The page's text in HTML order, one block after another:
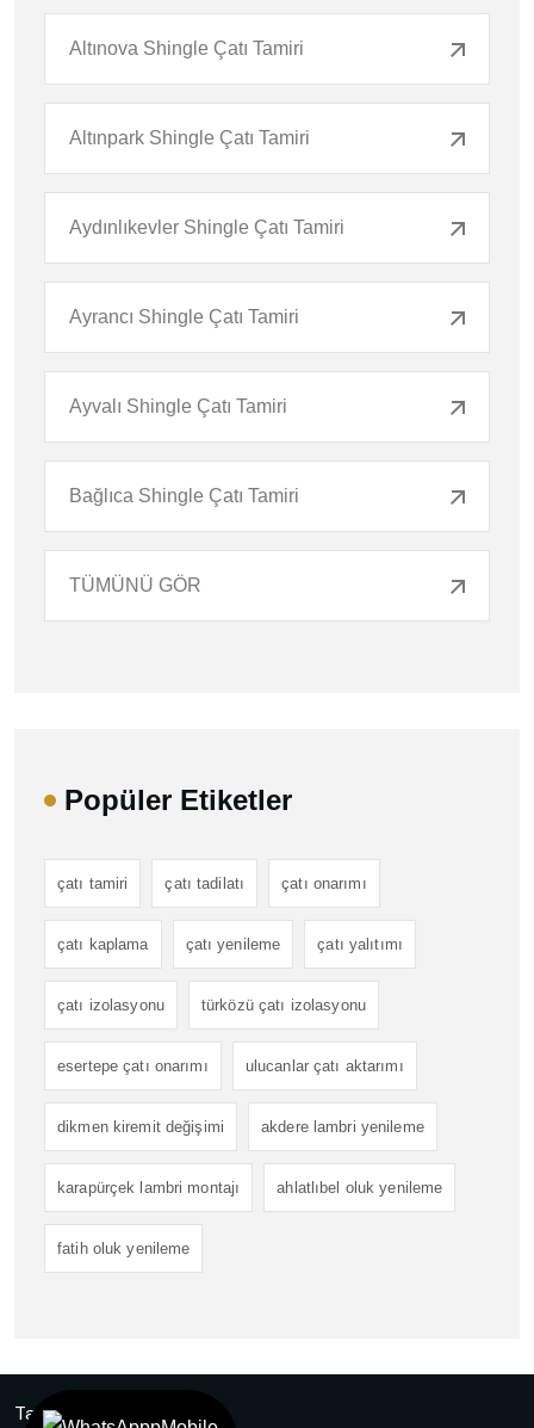
Altınova Shingle Çatı Tamiri
Altınpark Shingle Çatı Tamiri
Aydınlıkevler Shingle Çatı Tamiri
Ayrancı Shingle Çatı Tamiri
Ayvalı Shingle Çatı Tamiri
Bağlıca Shingle Çatı Tamiri
TÜMÜNÜ GÖR
Popüler Etiketler
çatı tamiri çatı tadilatı çatı onarımı
çatı kaplama çatı yenileme çatı yalıtımı
çatı izolasyonu türközü çatı izolasyonu
esertepe çatı onarımı ulucanlar çatı aktarımı
dikmen kiremit değişimi akdere lambri yenileme
karapürçek lambri montajı ahlatlıbel oluk yenileme
fatih oluk yenileme
Tasarım